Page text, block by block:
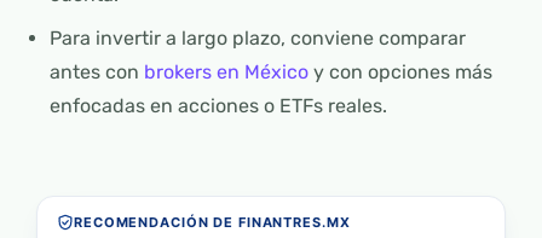
Para invertir a largo plazo, conviene comparar
antes con brokers en Méxicoy con opciones más
enfocadas en acciones o ETFs reales.
RECOMENDACIÓN DE FINANTRES.MX